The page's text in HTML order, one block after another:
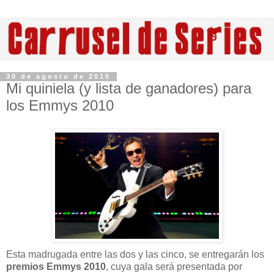
30 de agosto de 2010
Mi quiniela (y lista de ganadores) para
los Emmys 2010
Esta madrugada entre las dos y las cinco, se entregarán los
premios Emmys 2010, cuya gala será presentada por